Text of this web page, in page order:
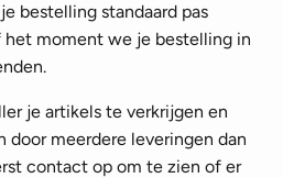
bestelling standaard pas
het moment we je bestelling in
je artikels te verkrijgen en
door meerdere leveringen dan
contact op om te zien of er